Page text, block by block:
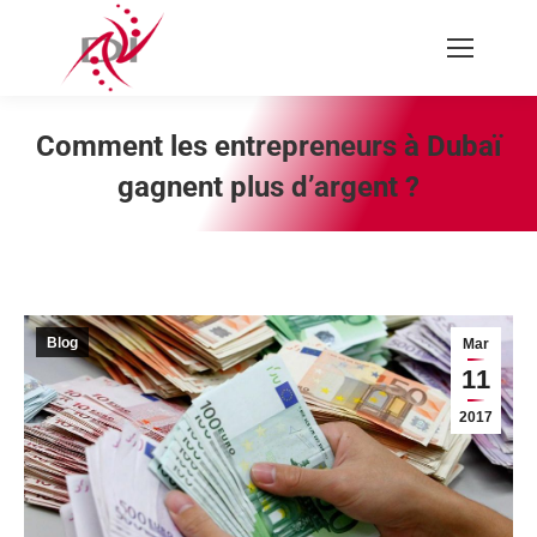
Recherche
:
Comment les entrepreneurs à Dubaï
gagnent plus d’argent ?
Vous êtes ici :
Mar
11
2017
Blog